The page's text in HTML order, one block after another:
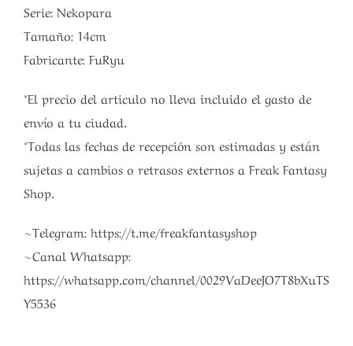
Serie: Nekopara
Tamaño: 14cm
Fabricante: FuRyu
*El precio del articulo no lleva incluido el gasto de
envío a tu ciudad.
*Todas las fechas de recepción son estimadas y están
sujetas a cambios o retrasos externos a Freak Fantasy
Shop.
~Telegram: https://t.me/freakfantasyshop
~Canal Whatsapp:
https://whatsapp.com/channel/0029VaDeeJO7T8bXuTS
Y5536